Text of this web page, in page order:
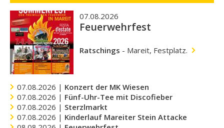
07.08.2026
Feuerwehrfest
Ratschings - Mareit, Festplatz.
07.08.2026 | Konzert der MK Wiesen
07.08.2026 | Fünf-Uhr-Tee mit Discofieber
07.08.2026 | Sterzlmarkt
07.08.2026 | Kinderlauf Mareiter Stein Attacke